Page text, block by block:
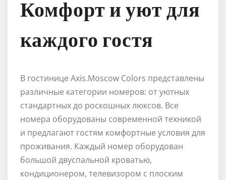
Комфорт и уют для
каждого гостя
В гостинице Axis.Moscow Colors представлены
различные категории номеров: от уютных
стандартных до роскошных люксов. Все
номера оборудованы современной техникой
и предлагают гостям комфортные условия для
проживания. Каждый номер оборудован
большой двуспальной кроватью,
кондиционером, телевизором с плоским